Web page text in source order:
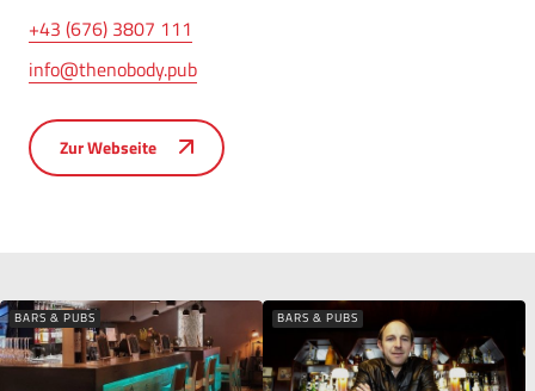
+43 (676) 3807 111
info@thenobody.pub
Zur Webseite
BARS & PUBS BARS & PUBS